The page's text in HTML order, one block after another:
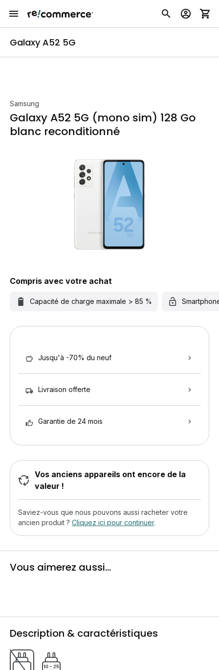
Galaxy A52 5G
Samsung
Galaxy A52 5G (mono sim) 128 Go
blanc reconditionné
Compris avec votre achat
Capacité de charge maximale > 85 %
Jusqu'à -70% du neuf
Livraison offerte
Garantie de 24 mois
Vos anciens appareils ont encore de la
valeur !
Saviez-vous que nous pouvons aussi racheter votre
ancien produit ? Cliquez ici pour continuer.
Vous aimerez aussi...
Description & caractéristiques